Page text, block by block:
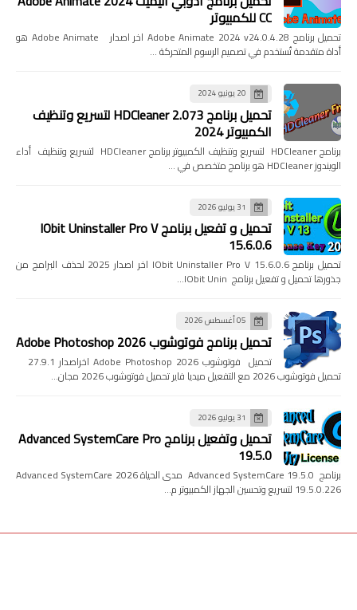
CC للكمبيوتر
تحميل برنامج Adobe Animate 2024 v24.0.4.28 اخر اصدار Adobe Animate هو
أداة متقدمة تُستخدم في تصميم الرسوم المتحركة …
20 يونيو 2024
تحميل برنامج HDCleaner 2.073 لتسريع وتنظيف
الكمبيوتر 2024
برنامج HDCleaner لتسريع وتنظيف الكمبيوتر برنامج HDCleaner لتسريع وتنظيف أداء
الويندوز HDCleaner هو برنامج متخصص في …
31 يوليو 2026
تحميل و تفعيل برنامج IObit Uninstaller Pro V
15.6.0.6
تحميل برنامج IObit Uninstaller Pro V 15.6.0.6 اخر اصدار 2025 لحذف البرامج من
جذورها تحميل و تفعيل برنامج IObit Unin…
05 أغسطس 2026
تحميل برنامج فوتوشوب Adobe Photoshop 2026
تحميل فوتوشوب 2026 مع التفعيل ميديا فاير تحميل فوتوشوب 2026 مجان…
31 يوليو 2026
تحميل وتفعيل برنامج Advanced SystemCare Pro
19.5.0
برنامج Advanced SystemCare 19.5.0 مدى الحياة 2026 Advanced SystemCare
19.5.0.226 لتسريع وتحسين الجهاز الكمبيوتر م…